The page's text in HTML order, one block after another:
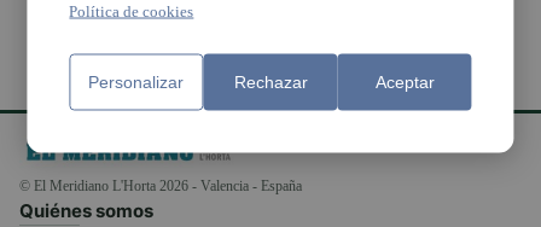
© El Meridiano L'Horta 2026 - Valencia - España
Quiénes somos
Política de cookies
Personalizar Rechazar Aceptar